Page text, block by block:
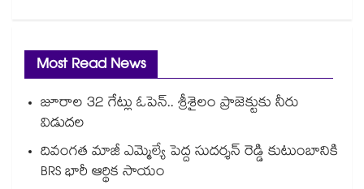
Most Read News
జూరాల 32 గేట్లు ఓపెన్.. శ్రీశైలం ప్రాజెక్టుకు నీరు
విడుదల
దివంగత మాజీ ఎమ్మెల్యే పెద్ద సుదర్శన్ రెడ్డి కుటుంబానికి
BRS భారీ ఆర్థిక సాయం